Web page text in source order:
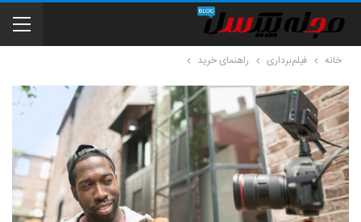
خانه فیلم‌برداری راهنمای خرید